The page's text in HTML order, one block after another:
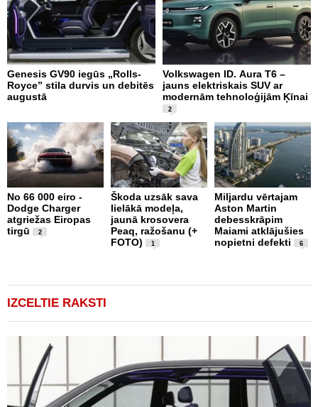
Genesis GV90 iegūs „Rolls-
Royce” stila durvis un debitēs
augustā
Volkswagen ID. Aura T6 –
jauns elektriskais SUV ar
modernām tehnoloģijām Ķīnai
2
No 66 000 eiro -
Dodge Charger
atgriežas Eiropas
tirgū
2
Škoda uzsāk sava
lielākā modeļa,
jaunā krosovera
Peaq, ražošanu (+
FOTO)
1
Miljardu vērtajam
Aston Martin
debesskrāpim
Maiami atklājušies
nopietni defekti
6
IZCELTIE RAKSTI